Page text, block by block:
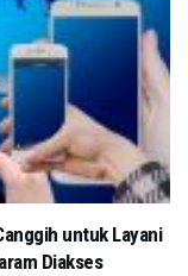
untuk Layani
Diakses